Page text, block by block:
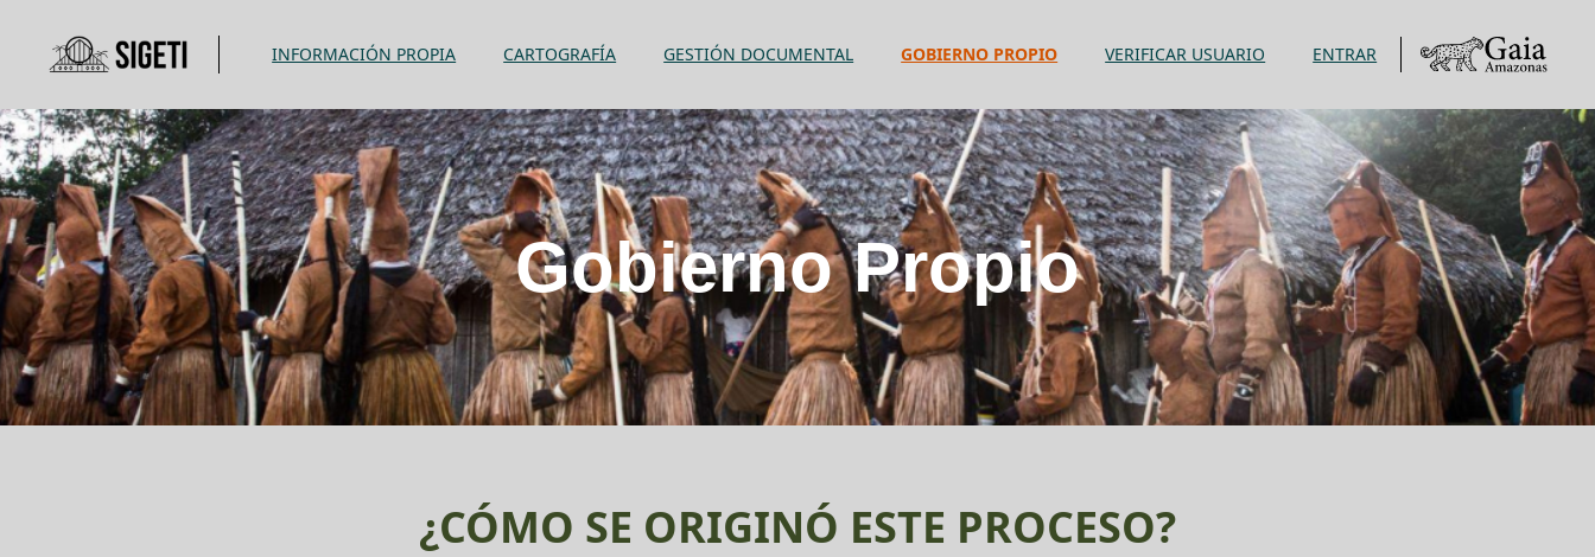
INFORMACIÓN PROPIA CARTOGRAFÍA GESTIÓN DOCUMENTAL GOBIERNO PROPIO VERIFICAR USUARIO ENTRAR
Gobierno Propio
¿CÓMO SE ORIGINÓ ESTE PROCESO?